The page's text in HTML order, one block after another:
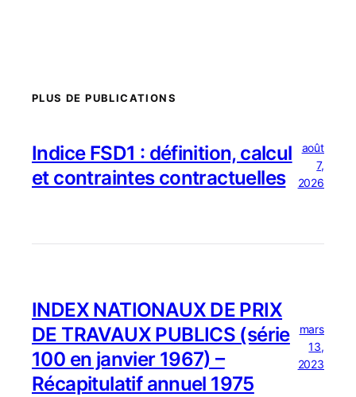
PLUS DE PUBLICATIONS
Indice FSD1 : définition, calcul
et contraintes contractuelles
août
7,
2026
INDEX NATIONAUX DE PRIX
DE TRAVAUX PUBLICS (série
100 en janvier 1967) –
Récapitulatif annuel 1975
mars
13,
2023